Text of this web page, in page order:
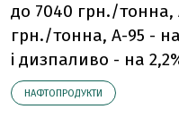
до 7040 грн./тонна,
грн./тонна, А-95 -
і дизпаливо - на
НАФТОПРОДУКТИ